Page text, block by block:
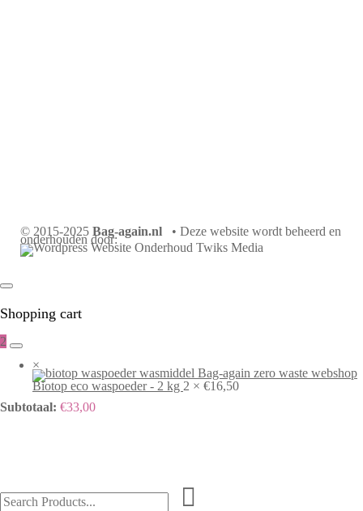
© 2015-2025 Bag-again.nl • Deze website wordt beheerd en
onderhouden door:
Shopping cart
2
×
Biotop eco waspoeder - 2 kg 2 × €16,50
Subtotaal: €33,00